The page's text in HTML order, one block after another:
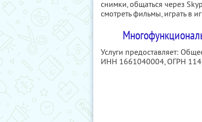
снимки, общаться через
смотреть фильмы, играть в
Услуги предоставляет:
ИНН 1661040004, ОГРН